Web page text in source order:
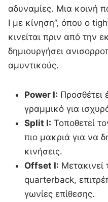
αδυναμίες. Μια κοινή
I με κίνηση”, όπου ο
κινείται πριν από την
δημιουργήσει
αμυντικούς.
Power I: Προσθέτει
γραμμικό για
Split I: Τοποθετεί
πιο μακριά για να
κινήσεις.
Offset I: Μετακινεί
quarterback,
γωνίες επίθεσης.